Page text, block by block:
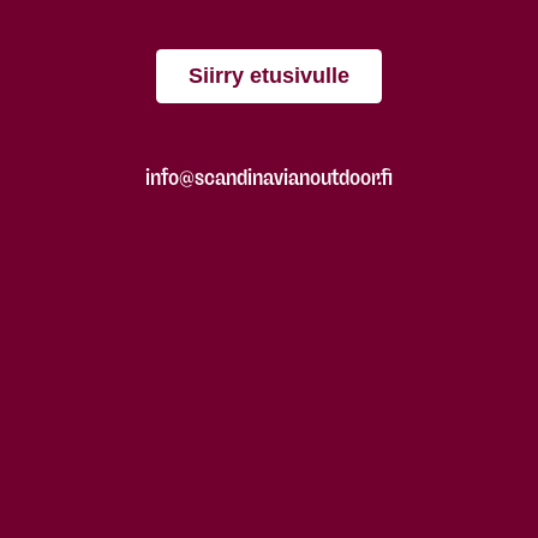
Siirry etusivulle
info@scandinavianoutdoor.fi